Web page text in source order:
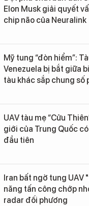
Elon Musk giải quyết
chip não của Neuralink
Mỹ tung “đòn hiểm”:
Venezuela bị bắt giữa
tàu khác sắp chung số
UAV tàu mẹ “Cửu
giới của Trung Quốc
đầu tiên
Iran bất ngờ tung UAV
năng tấn công chớp
radar đối phương